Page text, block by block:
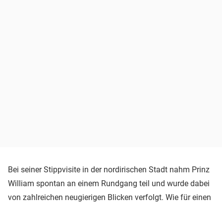
Bei seiner Stippvisite in der nordirischen Stadt nahm Prinz
William spontan an einem Rundgang teil und wurde dabei
von zahlreichen neugierigen Blicken verfolgt. Wie für einen